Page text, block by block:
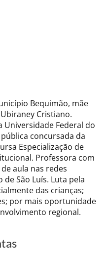
Bequimão, mãe
Cristiano.
Universidade Federal do
concursada da
Especialização de
Professora com
aula nas redes
São Luís. Luta pela
das crianças;
por mais oportunidade
regional.